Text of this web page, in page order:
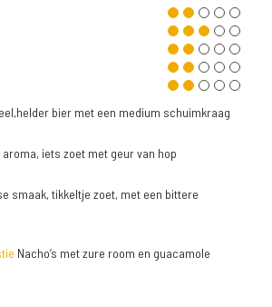
bier met een medium schuimkraag
aroma, iets zoet met geur van hop
smaak, tikkeltje zoet, met een bittere
Nacho’s met zure room en guacamole